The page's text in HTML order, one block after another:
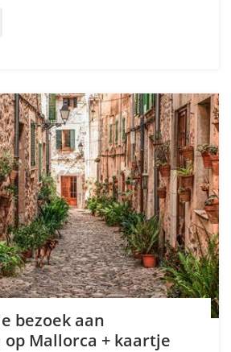
bezoek aan
op Mallorca + kaartje